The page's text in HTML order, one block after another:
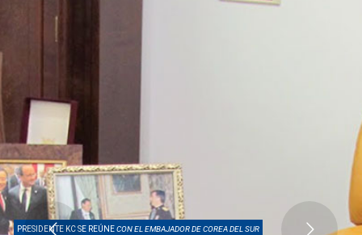
PRESIDENTE KC SE REÚNECON EL EMBAJADOR DE COREA DEL SUR